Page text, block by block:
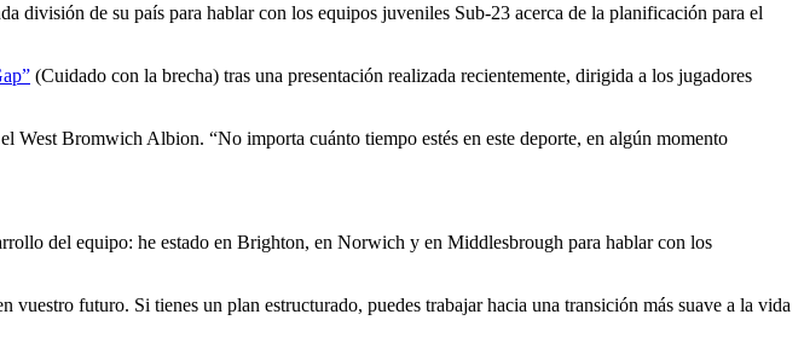
división de su país para hablar con los equipos juveniles Sub-23 acerca de la planificación para el
(Cuidado con la brecha) tras una presentación realizada recientemente, dirigida a los jugadores
West Bromwich Albion. “No importa cuánto tiempo estés en este deporte, en algún momento
del equipo: he estado en Brighton, en Norwich y en Middlesbrough para hablar con los
futuro. Si tienes un plan estructurado, puedes trabajar hacia una transición más suave a la vida